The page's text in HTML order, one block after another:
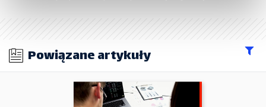
Powiązane artykuły